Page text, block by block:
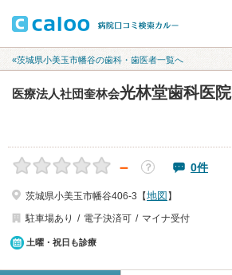
«茨城県小美玉市幡谷の歯科・歯医者一覧へ
医療法人社団奎林会光林堂歯科医院
－ ？ 0件
茨城県小美玉市幡谷406-3【地図 】
駐車場あり
電子決済可 マイナ受付
土曜・祝日も診療